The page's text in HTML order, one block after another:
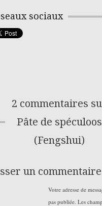
sociaux
2 commentaires
Pâte de spéculoos
(Fengshui)
un commentaire
Votre adresse de
pas publiée. Les